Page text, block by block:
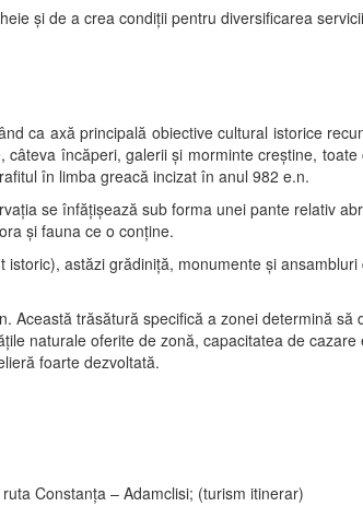
şi de a crea condiţii pentru diversificarea
ca axă principală obiective cultural istorice
încăperi, galerii şi morminte creştine,
în limba greacă incizat în anul 982 e.n.
se înfăţişează sub forma unei pante relativ
şi fauna ce o conţine.
astăzi grădiniţă, monumente şi
Această trăsătură specifică a zonei determină să
naturale oferite de zonă, capacitatea de cazare
foarte dezvoltată.
Constanţa – Adamclisi; (turism itinerar)